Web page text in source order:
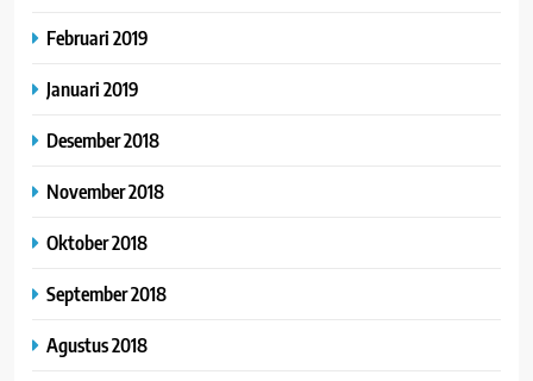
Februari 2019
Januari 2019
Desember 2018
November 2018
Oktober 2018
September 2018
Agustus 2018